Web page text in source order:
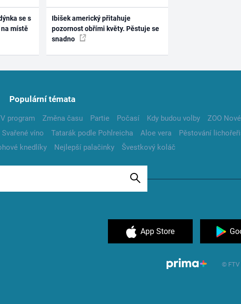
se s
místě
Ibišek americký přitahuje
pozornost obřími květy. Pěstuje se
snadno
Populární témata
program Změna času Partie Počasí Kdy budou volby
ZOO
Svařené víno Tatarák podle Pohlreicha Aloe vera
Pěstování
knedlíky Nejlepší palačinky Švestkový koláč
App Store
© FTV